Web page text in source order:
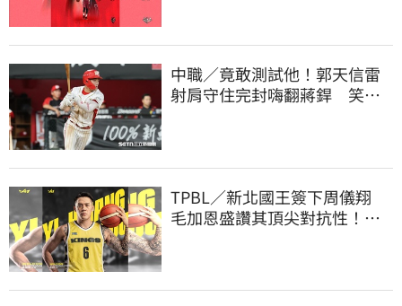
中職／竟敢測試他！郭天信雷
射肩守住完封嗨翻蔣銲 笑談
TPBL／新北國王簽下周儀翔
毛加恩盛讚其頂尖對抗性！盼